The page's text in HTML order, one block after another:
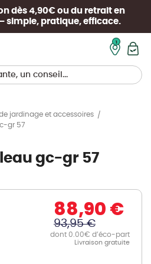
dès 4,90€ ou du retrait en
– simple, pratique, efficace.
jardinage et accessoires
gr 57
gc-gr 57
88,90 €
93,95 €
dont 0.00€ d’éco-part
Livraison gratuite